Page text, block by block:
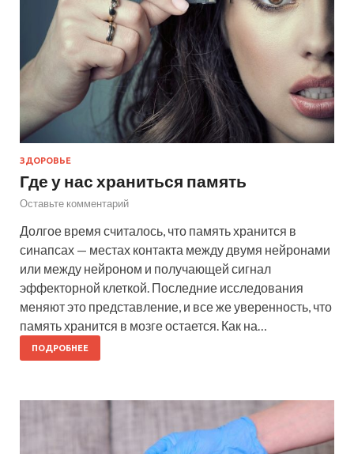
ЗДОРОВЬЕ
Где у нас храниться память
Оставьте комментарий
Долгое время считалось, что память хранится в
синапсах — местах контакта между двумя нейронами
или между нейроном и получающей сигнал
эффекторной клеткой. Последние исследования
меняют это представление, и все же уверенность, что
память хранится в мозге остается. Как на…
ПОДРОБНЕЕ